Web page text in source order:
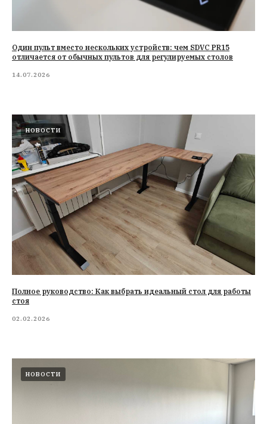
Один пульт вместо нескольких устройств: чем SDVC PR15
отличается от обычных пультов для регулируемых столов
14.07.2026
НОВОСТИ
Полное руководство: Как выбрать идеальный стол для работы
стоя
02.02.2026
НОВОСТИ